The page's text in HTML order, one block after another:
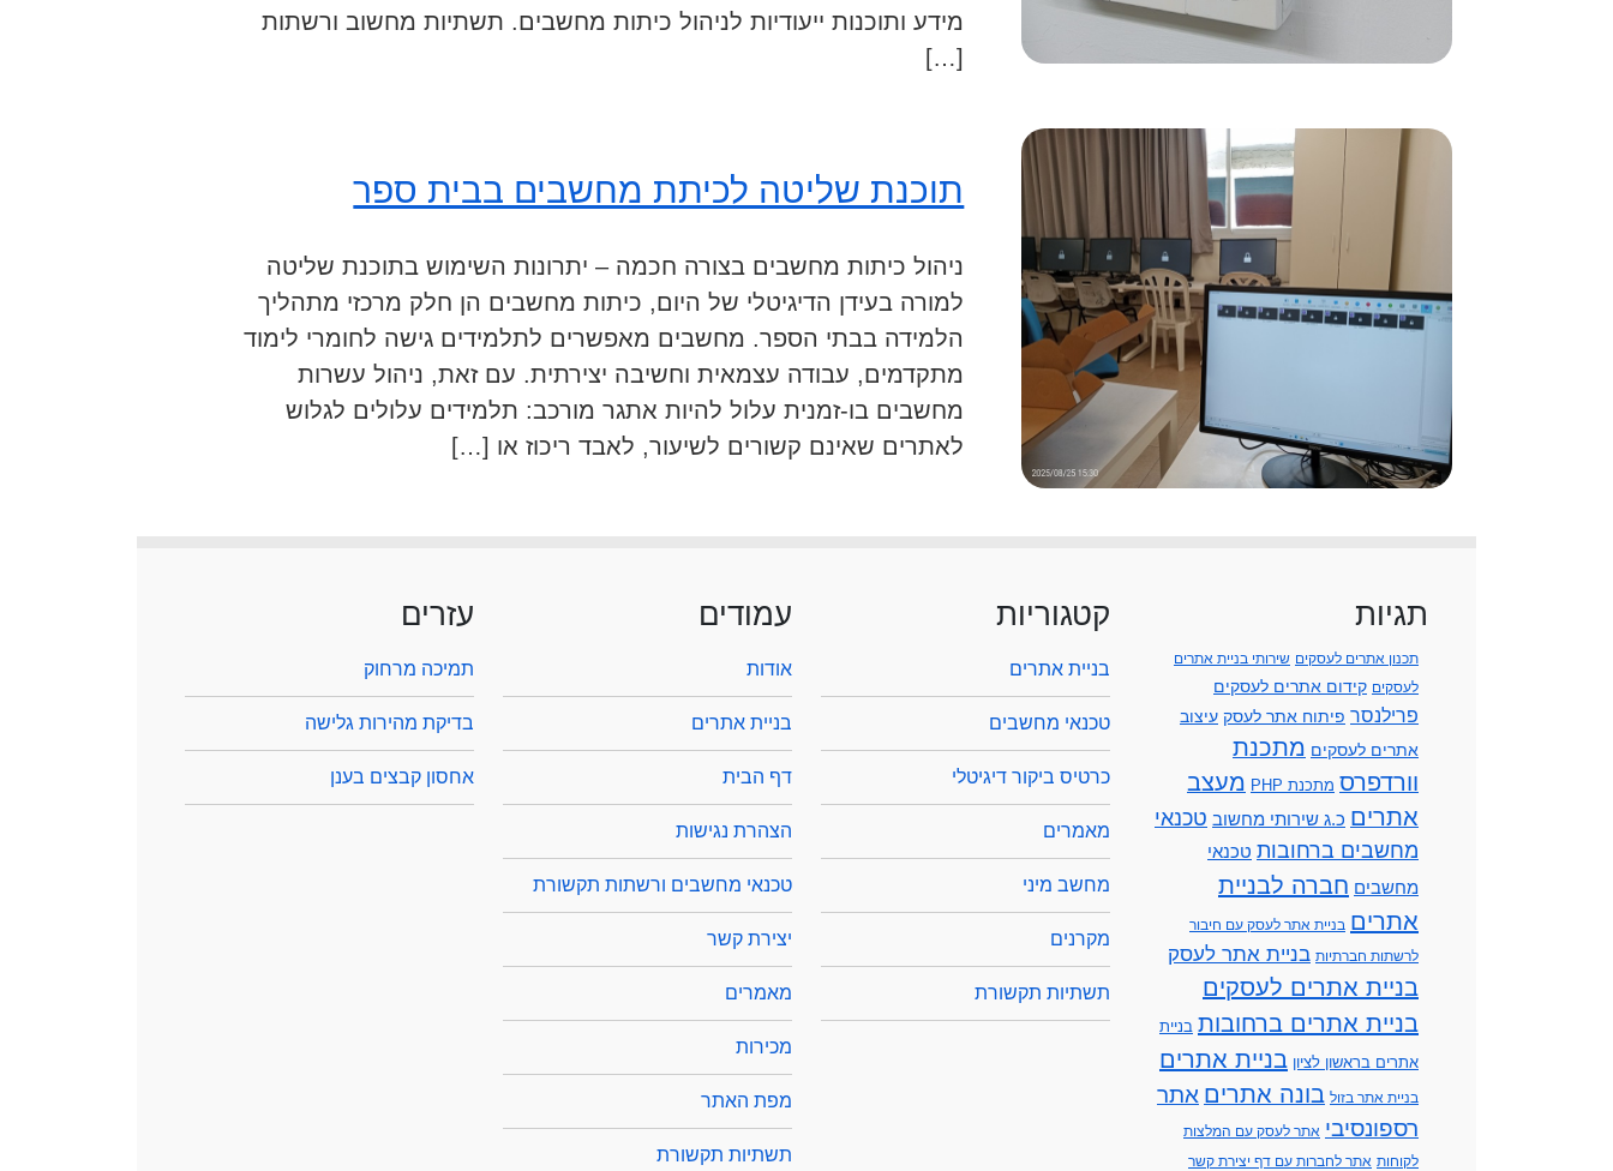
מידע ותוכנות ייעודיות לניהול כיתות מחשבים. תשתיות מחשוב ורשתות
[…]
תוכנת שליטה לכיתת מחשבים בבית ספר
ניהול כיתות מחשבים בצורה חכמה – יתרונות השימוש בתוכנת שליטה
למורה בעידן הדיגיטלי של היום, כיתות מחשבים הן חלק מרכזי מתהליך
הלמידה בבתי הספר. מחשבים מאפשרים לתלמידים גישה לחומרי לימוד
מתקדמים, עבודה עצמאית וחשיבה יצירתית. עם זאת, ניהול עשרות
מחשבים בו-זמנית עלול להיות אתגר מורכב: תלמידים עלולים לגלוש
לאתרים שאינם קשורים לשיעור, לאבד ריכוז או […]
תגיות
תכנון אתרים לעסקים שירותי בניית אתרים
לעסקים קידום אתרים לעסקים
פרילנסר פיתוח אתר לעסק עיצוב
אתרים לעסקים מתכנת
וורדפרס מתכנת PHP
מעצב
אתרים כ.ג שירותי מחשוב טכנאי
מחשבים ברחובות טכנאי
מחשבים חברה לבניית
אתרים בניית אתר לעסק עם חיבור
לרשתות חברתיות בניית אתר לעסק
בניית אתרים לעסקים
בניית אתרים ברחובות בניית
אתרים בראשון לציון בניית אתרים
בניית אתר בזול בונה אתרים אתר
רספונסיבי אתר לעסק עם המלצות
לקוחות אתר לחברות עם דף יצירת קשר
קטגוריות
בניית אתרים
טכנאי מחשבים
כרטיס ביקור דיגיטלי
מאמרים
מחשב מיני
מקרנים
תשתיות תקשורת
עמודים
אודות
בניית אתרים
דף הבית
הצהרת נגישות
טכנאי מחשבים ורשתות תקשורת
יצירת קשר
מאמרים
מכירות
מפת האתר
תשתיות תקשורת
עזרים
תמיכה מרחוק
בדיקת מהירות גלישה
אחסון קבצים בענן